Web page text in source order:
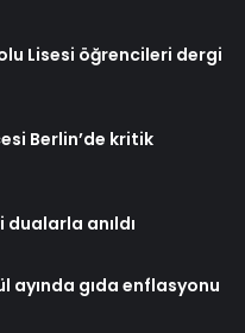
Lisesi öğrencileri dergi
Berlin’de kritik
anıldı
ayında gıda enflasyonu